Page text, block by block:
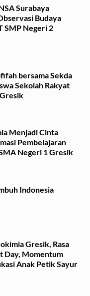
Surabaya
Budaya
SMP Negeri 2
bersama Sekda
Sekolah Rakyat
Menjadi Cinta
Pembelajaran
Negeri 1 Gresik
Indonesia
Gresik, Rasa
Day, Momentum
Anak Petik Sayur